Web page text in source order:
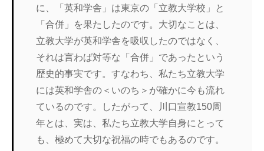
に、「英和学舎」は東京の「立教大学校」と
「合併」を果たしたのです。大切なことは、
立教大学が英和学舎を吸収したのではなく、
それは言わば対等な「合併」であったという
歴史的事実です。すなわち、私たち立教大学
には英和学舎の＜いのち＞が確かに今も流れ
ているのです。したがって、川口宣教150周
年とは、実は、私たち立教大学自身にとって
も、極めて大切な祝福の時でもあるのです。